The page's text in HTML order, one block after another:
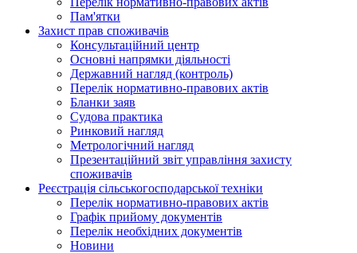
Пам'ятки
Захист прав споживачів
Консультаційний центр
Основні напрямки діяльності
Державний нагляд (контроль)
Перелік нормативно-правових актів
Бланки заяв
Судова практика
Ринковий нагляд
Метрологічний нагляд
Презентаційний звіт управління захисту
споживачів
Реєстрація сільськогосподарської техніки
Перелік нормативно-правових актів
Графік прийому документів
Перелік необхідних документів
Новини